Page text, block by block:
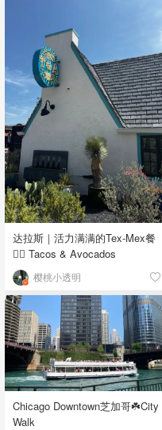
达拉斯｜活力满满的Tex-Mex餐
👉🏼 Tacos & Avocados
樱桃小透明
Chicago Downtown芝加哥☘️City
Walk